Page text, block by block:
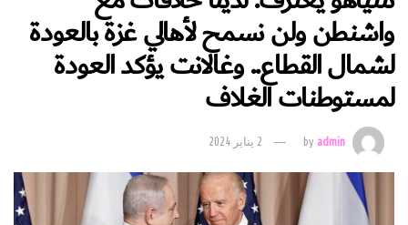
واشنطن ولن نسمح لأهالي غزة بالعودة
لشمال القطاع.. وغالانت يؤكد العودة
لمستوطنات الغلاف
byadmin 2 يناير 2024